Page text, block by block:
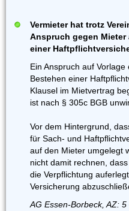
Vermieter hat trotz
Anspruch gegen
einer
Ein Anspruch auf
Bestehen einer
Klausel im Mietvertrag
ist nach § 305c BGB
Vor dem Hintergrund,
für Sach- und
auf den Mieter umgelegt
nicht damit rechnen,
die Verpflichtung
Versicherung
AG Essen-Borbeck, AZ: